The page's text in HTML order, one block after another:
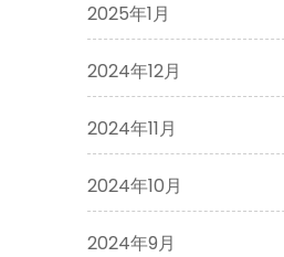
2025年1月
2024年12月
2024年11月
2024年10月
2024年9月